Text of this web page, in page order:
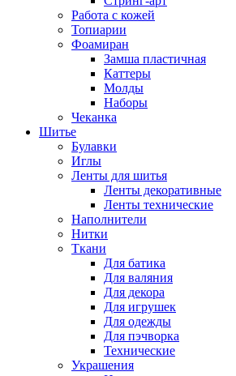
Работа с кожей
Топиарии
Фоамиран
Замша пластичная
Каттеры
Молды
Наборы
Чеканка
Шитье
Булавки
Иглы
Ленты для шитья
Ленты декоративные
Ленты технические
Наполнители
Нитки
Ткани
Для батика
Для валяния
Для декора
Для игрушек
Для одежды
Для пэчворка
Технические
Украшения